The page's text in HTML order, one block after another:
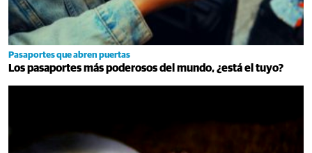
Pasaportes que abren puertas
Los pasaportes más poderosos del mundo, ¿está el tuyo?